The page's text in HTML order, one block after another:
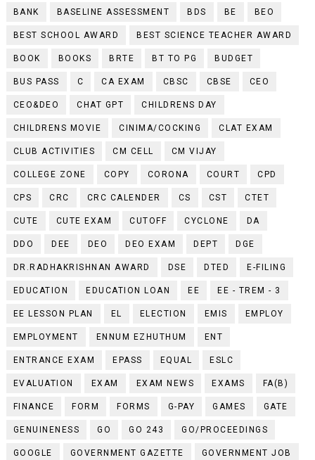
BANK BASELINE ASSESSMENT BDS BE BEO
BEST SCHOOL AWARD BEST SCIENCE TEACHER AWARD
BOOK BOOKS BRTE BT TO PG BUDGET
BUS PASS C CA EXAM CBSC CBSE CEO
CEO&DEO CHAT GPT CHILDRENS DAY
CHILDRENS MOVIE CINIMA/COCKING CLAT EXAM
CLUB ACTIVITIES CM CELL CM VIJAY
COLLEGE ZONE COPY CORONA COURT CPD
CPS CRC CRC CALENDER CS CST CTET
CUTE CUTE EXAM CUTOFF CYCLONE DA
DDO DEE DEO DEO EXAM DEPT DGE
DR.RADHAKRISHNAN AWARD DSE DTED E-FILING
EDUCATION EDUCATION LOAN EE EE - TREM - 3
EE LESSON PLAN EL ELECTION EMIS EMPLOY
EMPLOYMENT ENNUM EZHUTHUM ENT
ENTRANCE EXAM EPASS EQUAL ESLC
EVALUATION EXAM EXAM NEWS EXAMS FA(B)
FINANCE FORM FORMS G-PAY GAMES GATE
GENUINENESS GO GO 243 GO/PROCEEDINGS
GOOGLE GOVERNMENT GAZETTE GOVERNMENT JOB